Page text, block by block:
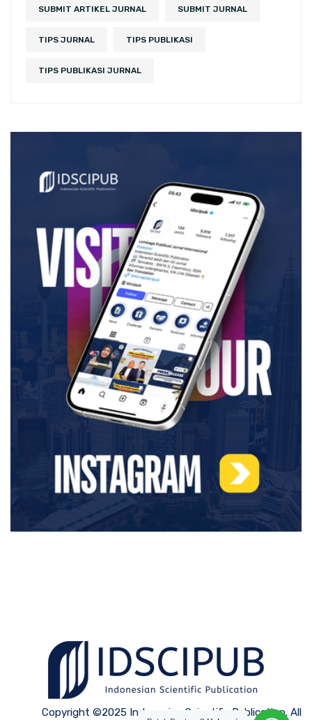
SUBMIT ARTIKEL JURNAL SUBMIT JURNAL
TIPS JURNAL TIPS PUBLIKASI
TIPS PUBLIKASI JURNAL
Copyright ©2025 Indonesian Scientific Publication. All